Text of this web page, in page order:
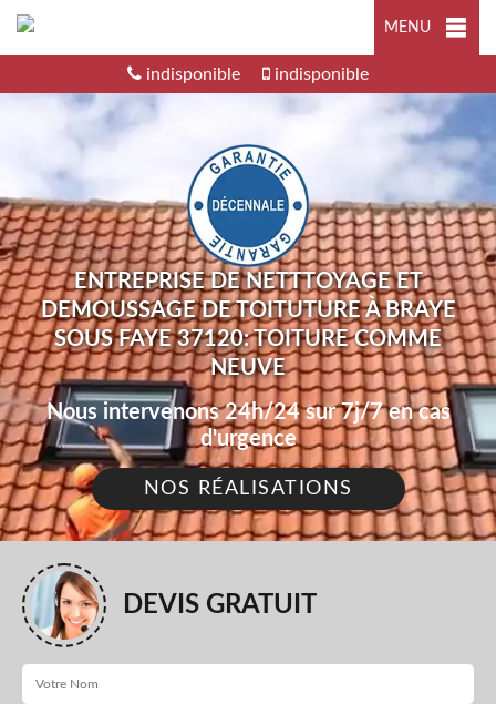
MENU
indisponible indisponible
ENTREPRISE DE NETTTOYAGE ET
DEMOUSSAGE DE TOITUTURE À BRAYE
SOUS FAYE 37120: TOITURE COMME
NEUVE
Nous intervenons 24h/24 sur 7j/7 en cas
d'urgence
NOS RÉALISATIONS
DEVIS GRATUIT